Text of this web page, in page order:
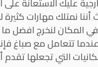
نمتلك مهارات
المكان لنخرج افضل
تتعامل مع صباغ
التي تجعلها